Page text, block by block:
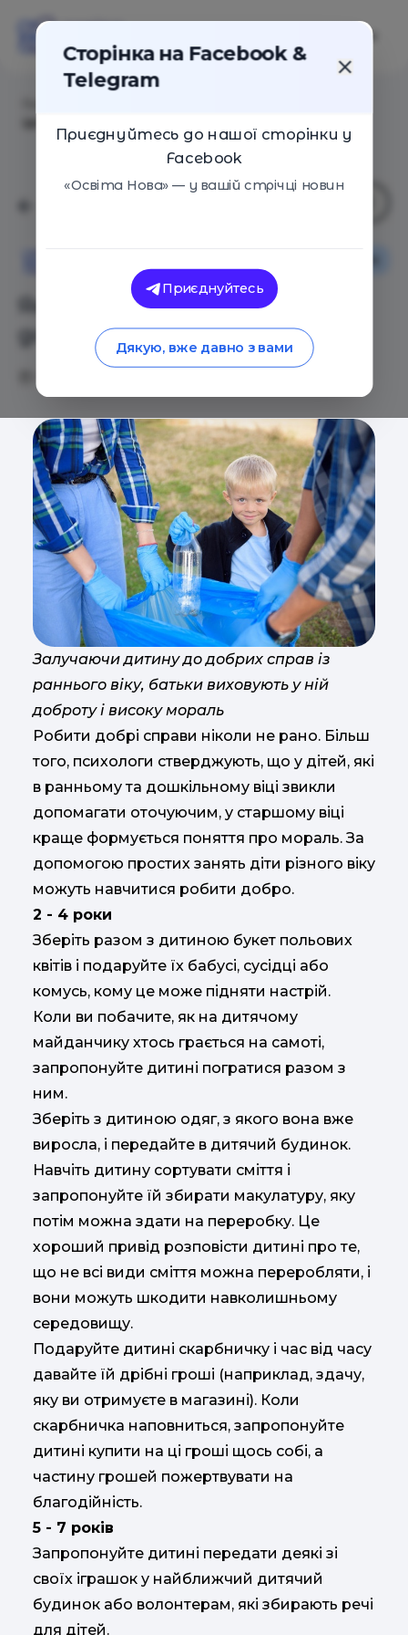
Як навчити дітей робити
добро: ідеї для добрих справ
Залучаючи дитину до добрих справ із
раннього віку, батьки виховують у ній
доброту і високу мораль
Робити добрі справи ніколи не рано. Більш
того, психологи стверджують, що у дітей, які
в ранньому та дошкільному віці звикли
допомагати оточуючим, у старшому віці
краще формується поняття про мораль. За
допомогою простих занять діти різного віку
можуть навчитися робити добро.
2 - 4 роки
Зберіть разом з дитиною букет польових
квітів і подаруйте їх бабусі, сусідці або
комусь, кому це може підняти настрій.
Коли ви побачите, як на дитячому
майданчику хтось грається на самоті,
запропонуйте дитині погратися разом з
ним.
Зберіть з дитиною одяг, з якого вона вже
виросла, і передайте в дитячий будинок.
Навчіть дитину сортувати сміття і
запропонуйте їй збирати макулатуру, яку
потім можна здати на переробку. Це
хороший привід розповісти дитині про те,
що не всі види сміття можна переробляти, і
вони можуть шкодити навколишньому
середовищу.
Подаруйте дитині скарбничку і час від часу
давайте їй дрібні гроші (наприклад, здачу,
яку ви отримуєте в магазині). Коли
скарбничка наповниться, запропонуйте
дитині купити на ці гроші щось собі, а
частину грошей пожертвувати на
благодійність.
5 - 7 років
Запропонуйте дитині передати деякі зі
своїх іграшок у найближчий дитячий
будинок або волонтерам, які збирають речі
для дітей.
Сторінка на Facebook &
Telegram
Приєднуйтесь до нашої сторінки у
Facebook
«Освіта Нова» — у вашій стрічці новин
Приєднуйтесь
Дякую, вже давно з вами